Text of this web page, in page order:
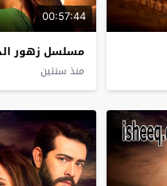
00:57:44
مسلسل زهور الدم
منذ سنتين